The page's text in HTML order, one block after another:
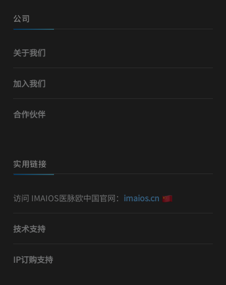
公司
关于我们
加入我们
合作伙伴
实用链接
访问 IMAIOS医脉欧中国官网： imaios.cn
技术支持
IP订购支持